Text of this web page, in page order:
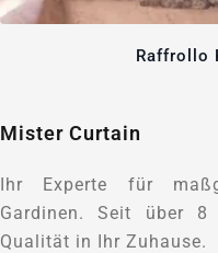
Raffrollo
Mister Curtain
Ihr Experte für
Gardinen. Seit über
Qualität in Ihr Zuhause.